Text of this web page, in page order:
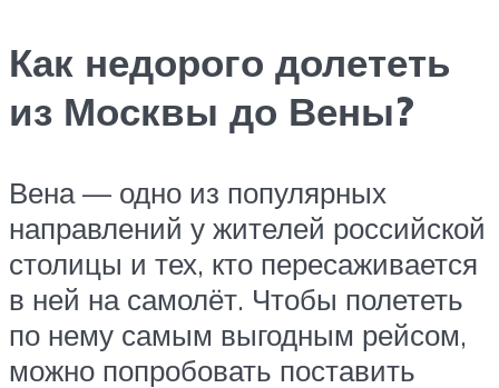
Как недорого долететь
из Москвы до Вены?
Вена — одно из популярных
направлений у жителей российской
столицы и тех, кто пересаживается
в ней на самолёт. Чтобы полететь
по нему самым выгодным рейсом,
можно попробовать поставить